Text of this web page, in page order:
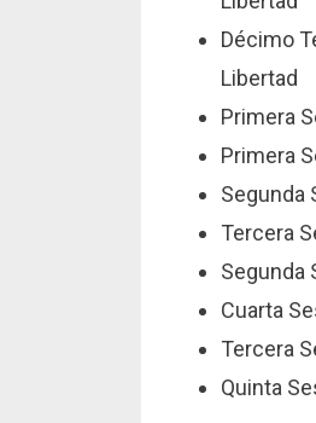
Décimo
Libertad
Primera
Primera
Segunda
Tercera
Segunda
Cuarta
Tercera
Quinta